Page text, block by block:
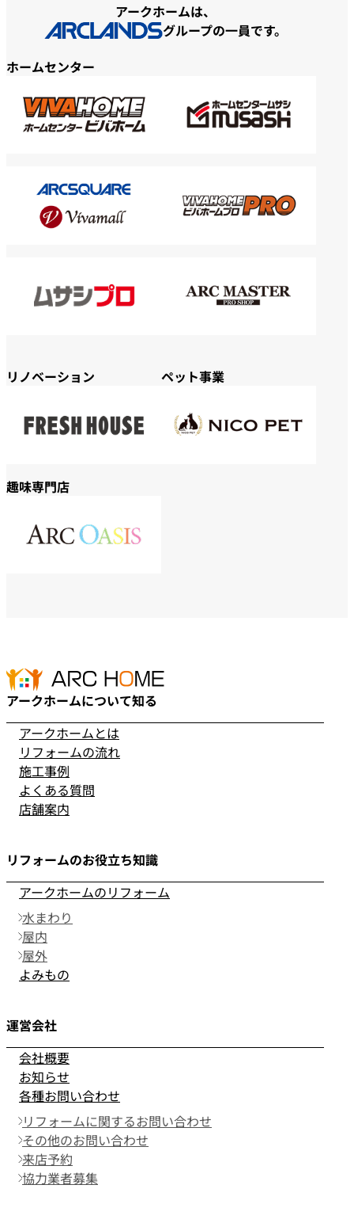
アークホームは、
グループの一員です。
ホームセンター
リノベーション ペット事業
趣味専門店
アークホームについて知る
アークホームとは
リフォームの流れ
施工事例
よくある質問
店舗案内
リフォームのお役立ち知識
アークホームのリフォーム
水まわり
屋内
屋外
よみもの
運営会社
会社概要
お知らせ
各種お問い合わせ
リフォームに関するお問い合わせ
その他のお問い合わせ
来店予約
協力業者募集